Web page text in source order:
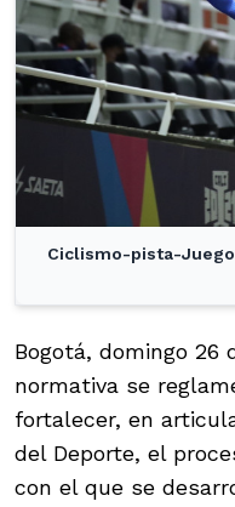
Ciclismo-pista-
Bogotá, domingo 26
normativa se
fortalecer, en
del Deporte, el
con el que se